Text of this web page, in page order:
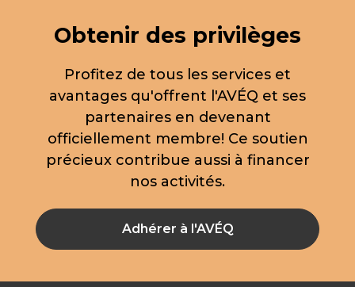
Obtenir des privilèges
Profitez de tous les services et
avantages qu'offrent l'AVÉQ et ses
partenaires en devenant
officiellement membre! Ce soutien
précieux contribue aussi à financer
nos activités.
Adhérer à l'AVÉQ